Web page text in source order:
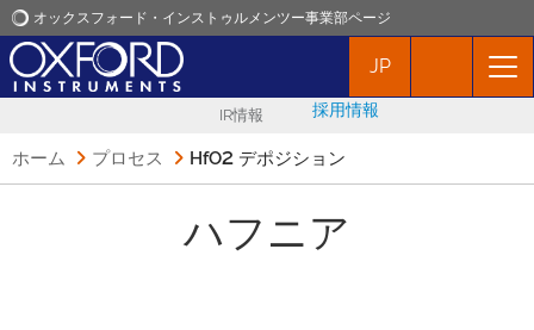
オックスフォード・インストゥルメンツー事業部ページ
オックスフォード・インストゥルメンツ
JP
IR情報 採用情報
ホーム プロセス HfO2 デポジション
ハフニア